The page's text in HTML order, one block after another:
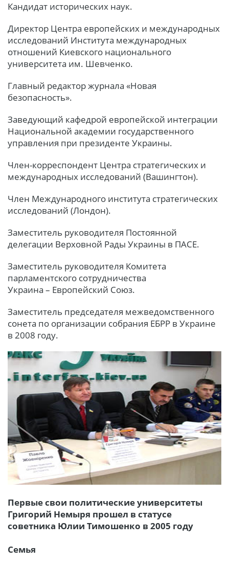
Кандидат исторических наук.
Директор Центра европейских и международных
исследований Института международных
отношений Киевского национального
университета им. Шевченко.
Главный редактор журнала «Новая
безопасность».
Заведующий кафедрой европейской интеграции
Национальной академии государственного
управления при президенте Украины.
Член-корреспондент Центра стратегических и
международных исследований (Вашингтон).
Член Международного института стратегических
исследований (Лондон).
Заместитель руководителя Постоянной
делегации Верховной Рады Украины в ПАСЕ.
Заместитель руководителя Комитета
парламентского сотрудничества
Украина – Европейский Союз.
Заместитель председателя межведомственного
сонета по организации собрания ЕБРР в Украине
в 2008 году.
Первые свои политические университеты
Григорий Немыря прошел в статусе
советника Юлии Тимошенко в 2005 году
Семья